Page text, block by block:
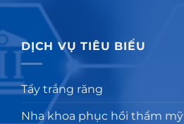
DỊCH VỤ TIÊU BIỂU
Tẩy trắng răng
Nha khoa phục hồi thẩm mỹ